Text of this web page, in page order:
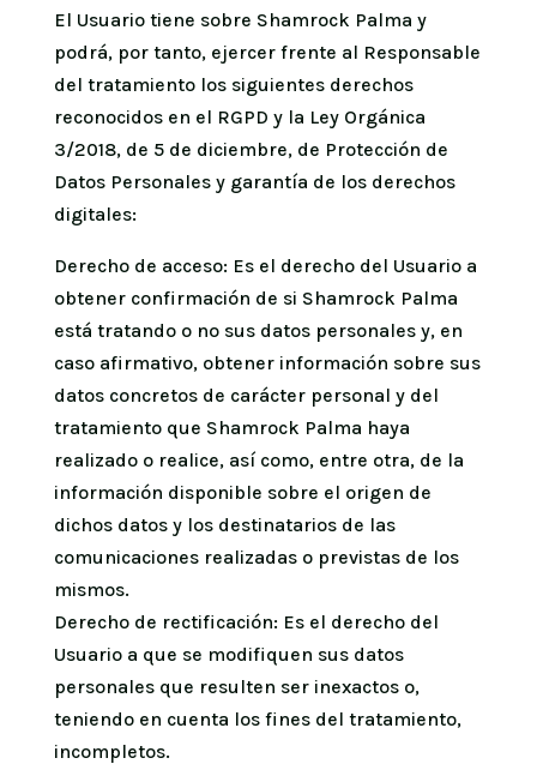
El Usuario tiene sobre Shamrock Palma y
podrá, por tanto, ejercer frente al Responsable
del tratamiento los siguientes derechos
reconocidos en el RGPD y la Ley Orgánica
3/2018, de 5 de diciembre, de Protección de
Datos Personales y garantía de los derechos
digitales:
Derecho de acceso: Es el derecho del Usuario a
obtener confirmación de si Shamrock Palma
está tratando o no sus datos personales y, en
caso afirmativo, obtener información sobre sus
datos concretos de carácter personal y del
tratamiento que Shamrock Palma haya
realizado o realice, así como, entre otra, de la
información disponible sobre el origen de
dichos datos y los destinatarios de las
comunicaciones realizadas o previstas de los
mismos.
Derecho de rectificación: Es el derecho del
Usuario a que se modifiquen sus datos
personales que resulten ser inexactos o,
teniendo en cuenta los fines del tratamiento,
incompletos.